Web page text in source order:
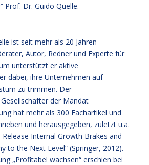
Prof. Dr. Guido Quelle.
ist seit mehr als 20 Jahren
Autor, Redner und Experte für
unterstützt er aktive
dabei, ihre Unternehmen auf
zu trimmen. Der
der Mandat
hat mehr als 300 Fachartikel und
und herausgegeben, zuletzt u.a.
Internal Growth Brakes and
to the Next Level“ (Springer, 2012).
„Profitabel wachsen“ erschien bei